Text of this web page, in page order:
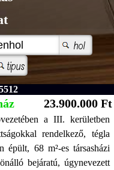
23.900.000 Ft
a III. kerületben
rendelkező, tégla
épült, 68 m²-es társasházi
bejáratú, úgynevezett